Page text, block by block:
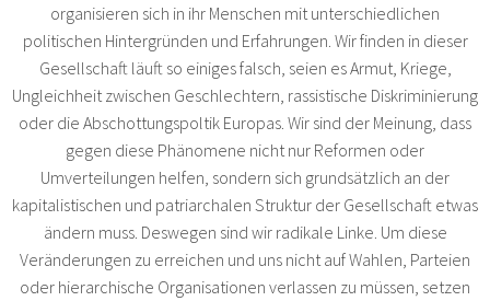
organisieren sich in ihr Menschen mit unterschiedlichen
politischen Hintergründen und Erfahrungen. Wir finden in dieser
Gesellschaft läuft so einiges falsch, seien es Armut, Kriege,
Ungleichheit zwischen Geschlechtern, rassistische Diskriminierung
oder die Abschottungspoltik Europas. Wir sind der Meinung, dass
gegen diese Phänomene nicht nur Reformen oder
Umverteilungen helfen, sondern sich grundsätzlich an der
kapitalistischen und patriarchalen Struktur der Gesellschaft etwas
ändern muss. Deswegen sind wir radikale Linke. Um diese
Veränderungen zu erreichen und uns nicht auf Wahlen, Parteien
oder hierarchische Organisationen verlassen zu müssen, setzen